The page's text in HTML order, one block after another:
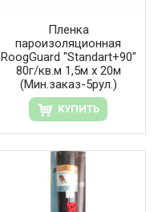
Пленка
пароизоляционная
RoogGuard "Standart+90"
80г/кв.м 1,5м х 20м
(Мин.заказ-5рул.)
КУПИТЬ